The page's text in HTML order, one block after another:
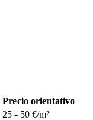
Precio orientativo
25 - 50 €/m²